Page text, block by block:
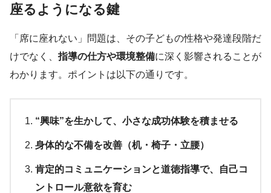
座るようになる鍵
「席に座れない」問題は、その子どもの性格や発達段階だ
けでなく、 指導の仕方や環境整備に深く影響されることが
わかります。ポイントは以下の通りです。
“興味”を生かして、小さな成功体験を積ませる
身体的な不備を改善（机・椅子・立腰）
肯定的コミュニケーションと道徳指導で、自己コ
ントロール意欲を育む